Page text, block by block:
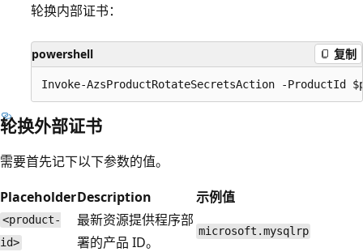
轮换内部证书：
powershell 复制
轮换外部证书
需要首先记下以下参数的值。
PlaceholderDescription 示例值
<product-
id>
最新资源提供程序部
署的产品 ID。
microsoft.mysqlrp